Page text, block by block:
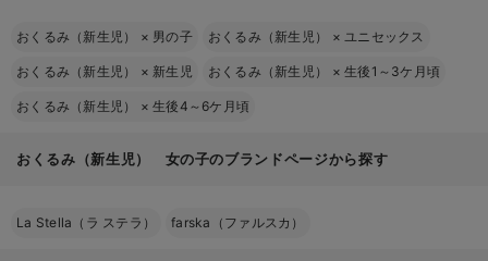
2～3枚あると便利
固定タイプ
ード・手足カバー付き
一枚布タイプ 使い道が広い
おくるみ（新生児） × 男の子 おくるみ（新生児） ×ユニセックス
おくるみ（新生児） × 新生児 おくるみ（新生児） ×生後1～3ケ月頃
おくるみ（新生児） ×生後4～6ケ月頃
おくるみ（新生児） 女の子のブランドページから探す
La Stella（ラ ステラ） farska（ファルスカ）